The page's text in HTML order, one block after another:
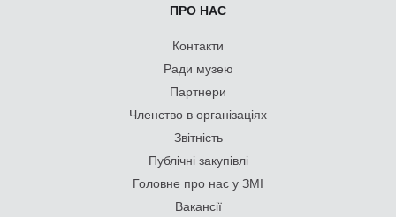
ПРО НАС
Контакти
Ради музею
Партнери
Членство в організаціях
Звітність
Публічні закупівлі
Головне про нас у ЗМІ
Вакансії